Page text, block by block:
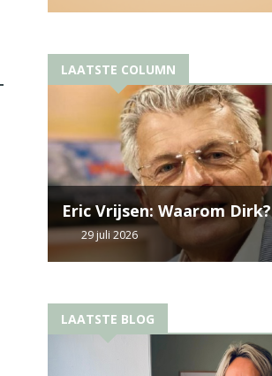
LAATSTE COLUMN
Eric Vrijsen: Waarom Dirk?
29 juli 2026
LAATSTE BLOG